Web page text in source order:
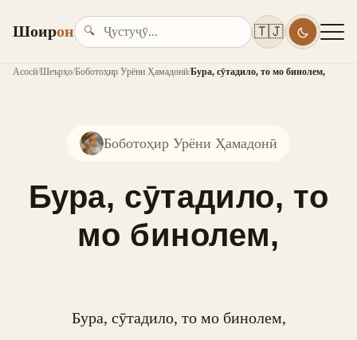
Шоирон 🔍 🇹🇯
Асосӣ/Шеърҳо/Боботоҳир Урёни Ҳамадонӣ/Бура, сӯтадило, то мо бинолем,
Боботоҳир Урёни Ҳамадонӣ
Бура, сӯтадило, то
мо бинолем,
Бура, сӯтадило, то мо бинолем,